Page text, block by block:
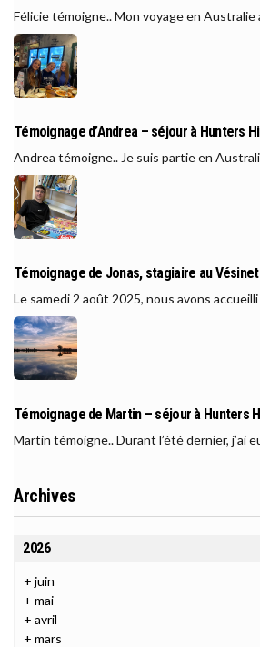
Félicie témoigne.. Mon voyage en Australie
Témoignage d’Andrea – séjour à Hunters
Andrea témoigne.. Je suis partie en
Témoignage de Jonas, stagiaire au Vésinet
Le samedi 2 août 2025, nous avons accueilli
Témoignage de Martin – séjour à Hunters
Martin témoigne.. Durant l’été dernier, j’ai
Archives
2026
+ juin
+ mai
+ avril
+ mars